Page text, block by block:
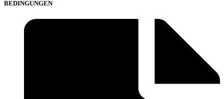
BEDINGUNGEN